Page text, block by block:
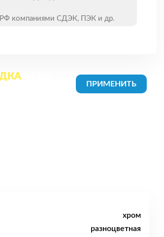
РФ компаниями СДЭК, ПЭК и др.
хром
разноцветная